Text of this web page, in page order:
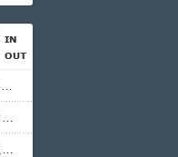
NTTから見に覚えのない請求書がきた。無視しようと思っていたら、とんでもない事実が判明して…
毎日のように電車で痴漢に遭うので、背中を押すフリをしてある作戦をしたら...
ドラッグストア勤務中。カード払いの商品を現金で返金してほしいと言い張る女性客。断っても引き下がらず、その後まさかの展開に…